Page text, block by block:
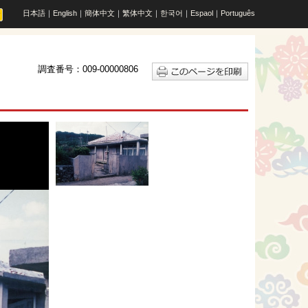
日本語 ｜ English ｜ 簡体中文 ｜ 繁体中文 ｜ 한국어 ｜ Espaol ｜ Português
調査番号：009-00000806